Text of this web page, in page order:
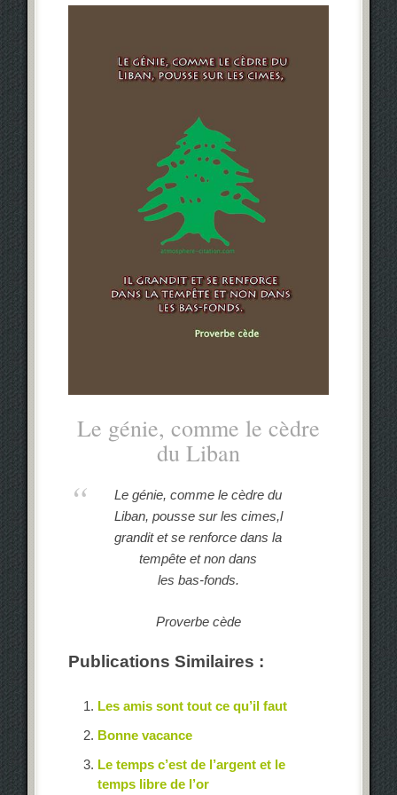
Le génie, comme le cèdre
du Liban
Le génie, comme le cèdre du
Liban, pousse sur les cimes,l
grandit et se renforce dans la
tempête et non dans
les bas-fonds.
Proverbe cède
Publications Similaires :
Les amis sont tout ce qu’il faut
Bonne vacance
Le temps c’est de l’argent et le
temps libre de l’or